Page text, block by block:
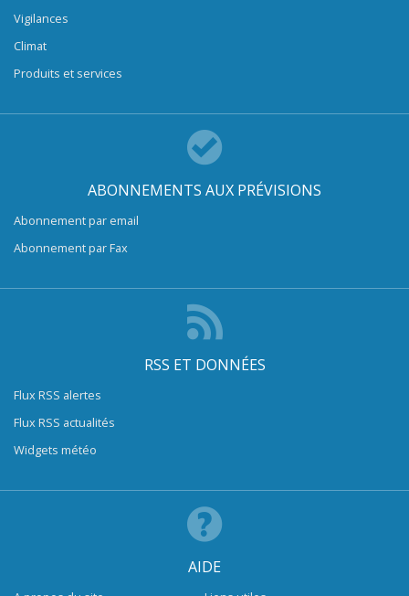
Vigilances
Climat
Produits et services
ABONNEMENTS AUX PRÉVISIONS
Abonnement par email
Abonnement par Fax
RSS ET DONNÉES
Flux RSS alertes
Flux RSS actualités
Widgets météo
AIDE